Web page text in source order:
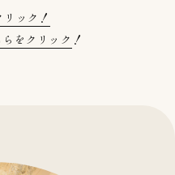
リック！
らをクリック ！